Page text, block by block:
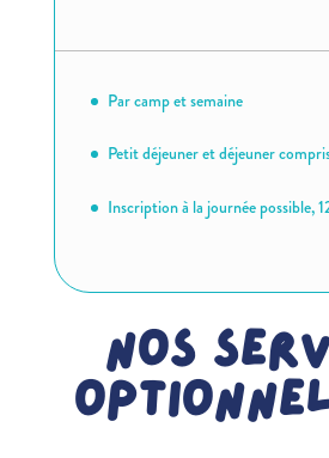
Par camp et semaine
Petit déjeuner et déjeuner
Inscription à la journée possible,
Nos